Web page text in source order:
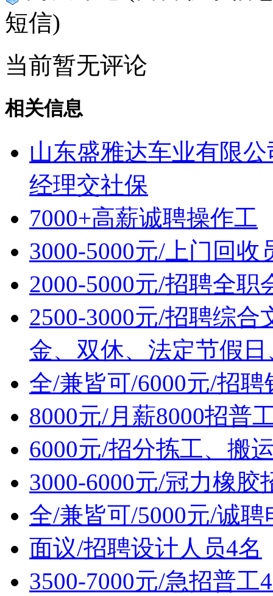
短信)
当前暂无评论
相关信息
山东盛雅达车业有限
经理交社保
7000+高薪诚聘操作工
3000-5000元/上门回收
2000-5000元/招聘全职
2500-3000元/招聘综合
金、双休、法定节假
全/兼皆可/6000元/招聘
8000元/月薪8000招普
6000元/招分拣工、搬
3000-6000元/冠力橡胶
全/兼皆可/5000元/诚
面议/招聘设计人员4名
3500-7000元/急招普工